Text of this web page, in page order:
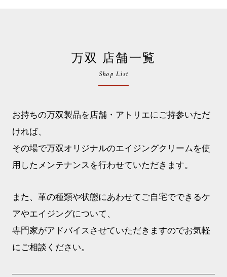
万双 店舗一覧
Shop List
お持ちの万双製品を店舗・アトリエにご持参いただ
ければ、
その場で万双オリジナルのエイジングクリームを使
用したメンテナンスを行わせていただきます。
また、革の種類や状態にあわせてご自宅でできるケ
アやエイジングについて、
専門家がアドバイスさせていただきますのでお気軽
にご相談ください。